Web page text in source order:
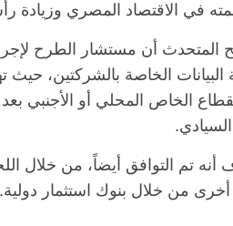
في الاقتصاد المصري وزيادة
المتحدث أن مستشار الطرح
البيانات الخاصة بالشركتين،
الخاص المحلي أو الأجنبي
أنه تم التوافق أيضاً، من خلال
من خلال بنوك استثمار دولية.